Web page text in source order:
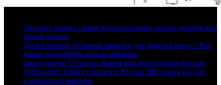
Эксперт назвал самые перспективные новые российские
марки машин
Дилер просит оставить машину «на диагностику»? Вот
какие документы нельзя забывать
Завод имени Сталина. Какой автопром нужен России
Volkswagen Caddy прошел в России 280 тысяч км: что
сломалось в машине